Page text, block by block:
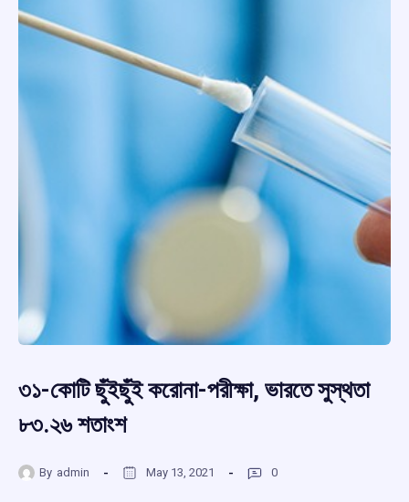
৩১-কোটি ছুঁইছুঁই করোনা-পরীক্ষা, ভারতে সুস্থতা
৮৩.২৬ শতাংশ
By admin May 13, 2021 0